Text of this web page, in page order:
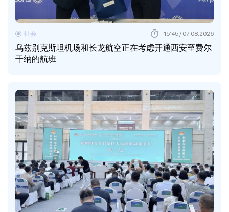
乌兹别克斯坦机场和长龙航空正在考虑开通西安至费尔
干纳的航班
社会 15:45 / 07.08.2026